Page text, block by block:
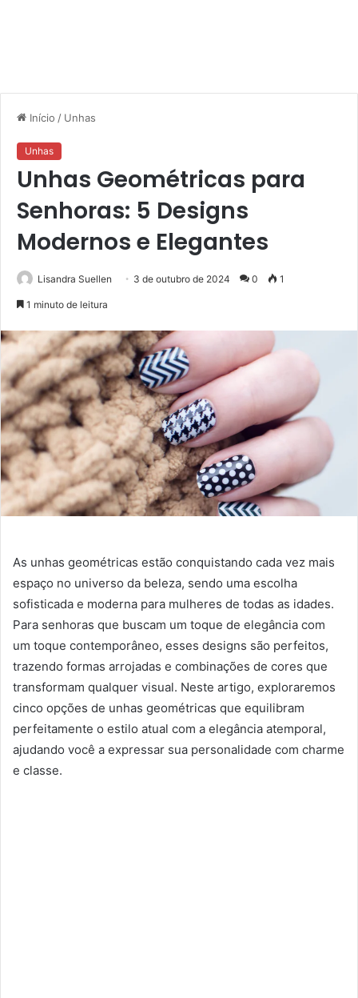
Início / Unhas
Unhas
Unhas Geométricas para
Senhoras: 5 Designs
Modernos e Elegantes
Lisandra Suellen 3 de outubro de 2024 0 1
1 minuto de leitura
As unhas geométricas estão conquistando cada vez mais
espaço no universo da beleza, sendo uma escolha
sofisticada e moderna para mulheres de todas as idades.
Para senhoras que buscam um toque de elegância com
um toque contemporâneo, esses designs são perfeitos,
trazendo formas arrojadas e combinações de cores que
transformam qualquer visual. Neste artigo, exploraremos
cinco opções de unhas geométricas que equilibram
perfeitamente o estilo atual com a elegância atemporal,
ajudando você a expressar sua personalidade com charme
e classe.